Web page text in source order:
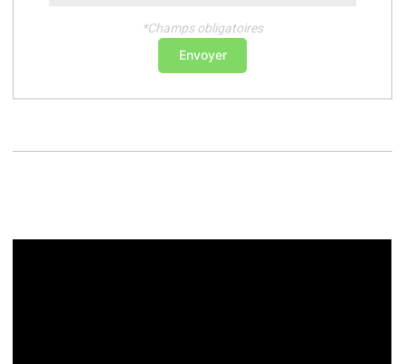
*Champs obligatoires
Envoyer